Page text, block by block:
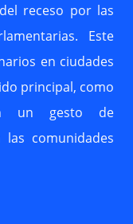
receso por las
Este
en ciudades
principal, como
un gesto de
las comunidades